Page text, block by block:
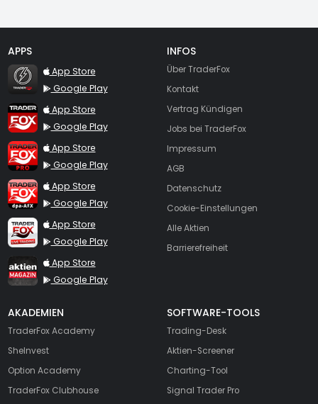
APPS
TraderFox Flash
App Store
Google Play
TraderFox App
App Store
Google Play
TraderFox Pro
App Store
Google Play
TraderFox dpa-AFX ProFeed
App Store
Google Play
TraderFox Live Trading
App Store
Google Play
TraderFox aktien Magazin
App Store
Google Play
INFOS
Über TraderFox
Kontakt
Vertrag Kündigen
Jobs bei TraderFox
Impressum
AGB
Datenschutz
Cookie-Einstellungen
Alle Aktien
Barrierefreiheit
AKADEMIEN
TraderFox Academy
SheInvest
Option Academy
TraderFox Clubhouse
SOFTWARE-TOOLS
Trading-Desk
Aktien-Screener
Charting-Tool
Signal Trader Pro